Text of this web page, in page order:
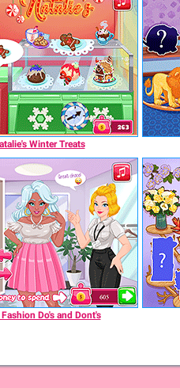
Winter Treats
Do's and Dont's